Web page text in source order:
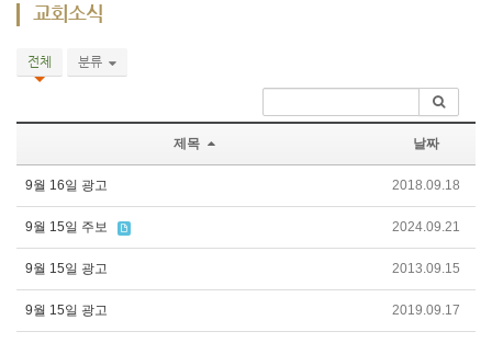
교회소식
전체 분류
제목 날짜
9월 16일 광고 2018.09.18
9월 15일 주보 2024.09.21
9월 15일 광고 2013.09.15
9월 15일 광고 2019.09.17